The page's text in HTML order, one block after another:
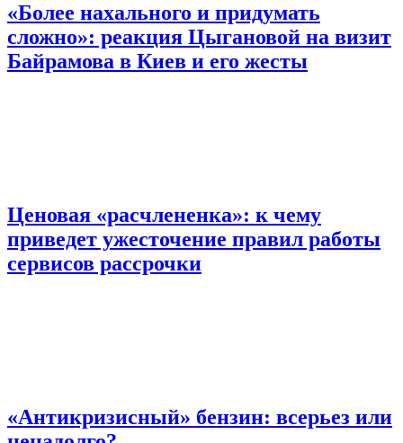
«Более нахального и придумать
сложно»: реакция Цыгановой на визит
Байрамова в Киев и его жесты
Ценовая «расчлененка»: к чему
приведет ужесточение правил работы
сервисов рассрочки
«Антикризисный» бензин: всерьез или